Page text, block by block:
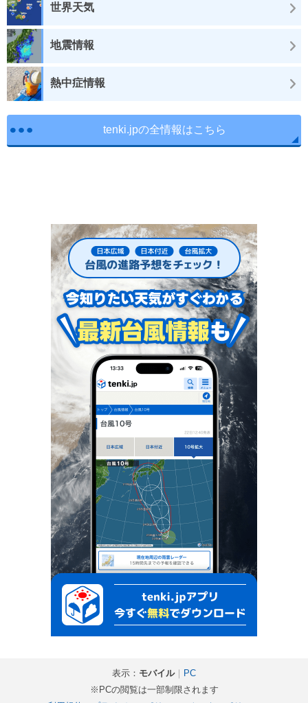
世界天気
地震情報
熱中症情報
tenki.jpの全情報はこちら
表示： モバイル｜ PC
※PCの閲覧は一部制限されます